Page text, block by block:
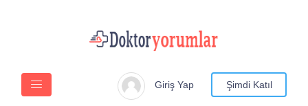
Giriş Yap Şimdi Katıl